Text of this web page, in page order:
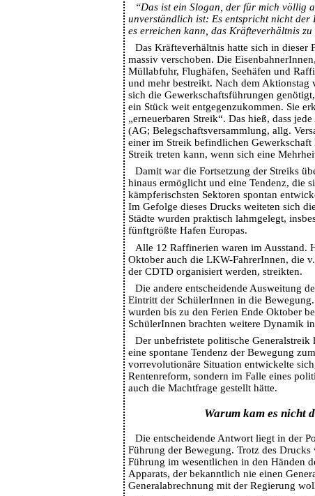
“Das ist ein Slogan, der für mich völlig
unverständlich ist: Es entspricht nicht der
es erreichen kann, das Kräfteverhältnis zu
Das Kräfteverhältnis hatte sich in dieser
massiv verschoben. Die
Müllabfuhr, Flughäfen, Seehäfen und
und mehr bestreikt. Nach dem Aktionstag
sich die Gewerkschaftsführungen
ein Stück weit entgegenzukommen. Sie
„erneuerbaren Streik“. Das hieß, dass
(AG; Belegschaftsversammlung, allg.
einer im Streik befindlichen
Streik treten kann, wenn sich eine
Damit war die Fortsetzung der Streiks
hinaus ermöglicht und eine Tendenz, die
kämpferischsten Sektoren spontan
Im Gefolge dieses Drucks weiteten sich
Städte wurden praktisch lahmgelegt,
fünftgrößte Hafen Europas.
Alle 12 Raffinerien waren im Ausstand.
Oktober auch die LKW-FahrerInnen, die
der CDTD organisiert werden, streikten.
Die andere entscheidende Ausweitung
Eintritt der SchülerInnen in die
wurden bis zu den Ferien Ende Oktober
SchülerInnen brachten weitere Dynamik
Der unbefristete politische Generalstreik
eine spontane Tendenz der Bewegung
vorrevolutionäre Situation entwickelte
Rentenreform, sondern im Falle eines
auch die Machtfrage gestellt hätte.
Warum kam es nicht
Die entscheidende Antwort liegt in der
Führung der Bewegung. Trotz des Drucks
Führung im wesentlichen in den Händen
Apparats, der bekanntlich nie einen
Generalabrechnung mit der Regierung